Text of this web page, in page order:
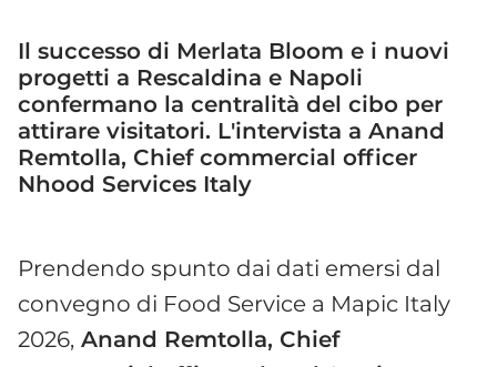
Il successo di Merlata Bloom e i nuovi
progetti a Rescaldina e Napoli
confermano la centralità del cibo per
attirare visitatori. L'intervista a Anand
Remtolla, Chief commercial officer
Nhood Services Italy
Prendendo spunto dai dati emersi dal
convegno di Food Service a Mapic Italy
2026, Anand Remtolla, Chief